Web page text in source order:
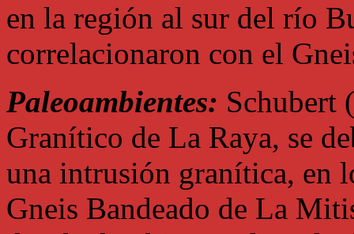
en la región al sur del río
correlacionaron con el
Paleoambientes: Schubert
Granítico de La Raya, se
una intrusión granítica, en
Gneis Bandeado de La